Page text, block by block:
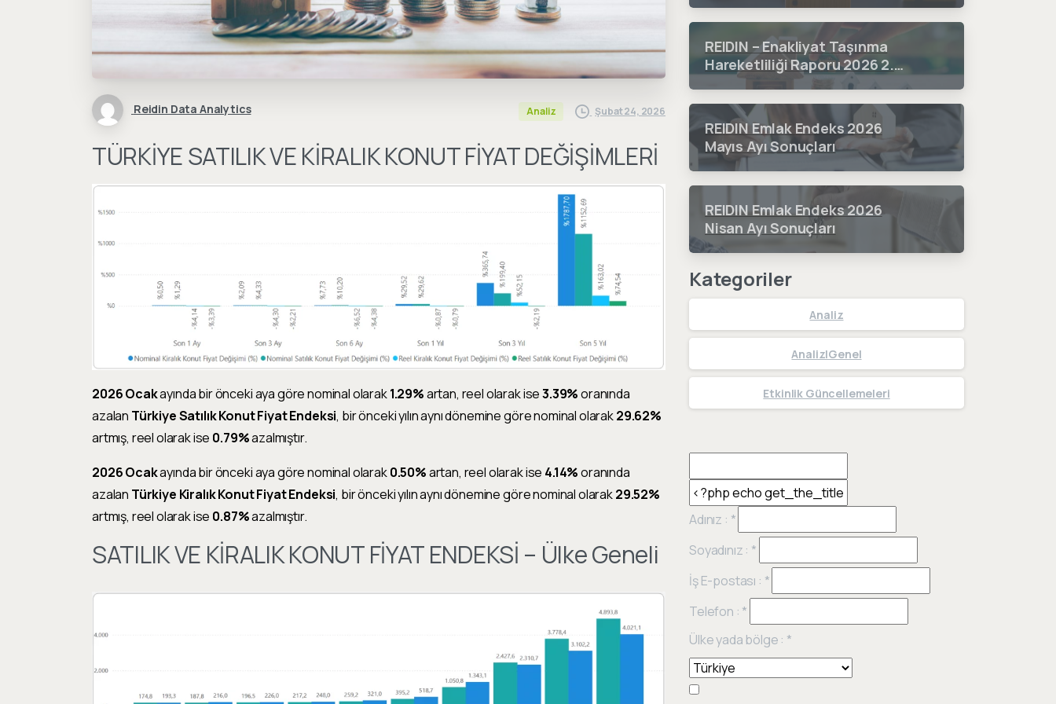
Reidin Data Analytics Analiz Şubat 24, 2026
TÜRKİYE SATILIK VE KİRALIK KONUT FİYAT DEĞİŞİMLERİ
2026 Ocakayında bir önceki aya göre nominal olarak1.29%artan, reel olarak ise3.39%oranında
azalan Türkiye Satılık Konut Fiyat Endeksi, bir önceki yılın aynı dönemine göre nominal olarak29.62%
artmış, reel olarak ise 0.79%azalmıştır.
2026 Ocakayında bir önceki aya göre nominal olarak0.50%artan, reel olarak ise 4.14%oranında
azalan Türkiye Kiralık Konut Fiyat Endeksi, bir önceki yılın aynı dönemine göre nominal olarak29.52%
artmış, reel olarak ise 0.87%azalmıştır.
SATILIK VE KİRALIK KONUT FİYAT ENDEKSİ – Ülke Geneli
REIDIN – Enakliyat Taşınma
Hareketliliği Raporu 2026 2.
Çeyrek Dönem Sonuçları
REIDIN Emlak Endeks 2026
Mayıs Ayı Sonuçları
REIDIN Emlak Endeks 2026
Nisan Ayı Sonuçları
Kategoriler
Analiz
Analiz|Genel
Etkinlik Güncellemeleri
Adınız : *
Soyadınız : *
İş E-postası : *
Telefon : *
Ülke yada bölge : *